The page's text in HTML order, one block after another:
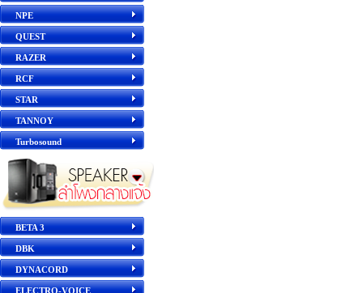
NPE
QUEST
RAZER
RCF
STAR
TANNOY
Turbosound
BETA 3
DBK
DYNACORD
ELECTRO-VOICE